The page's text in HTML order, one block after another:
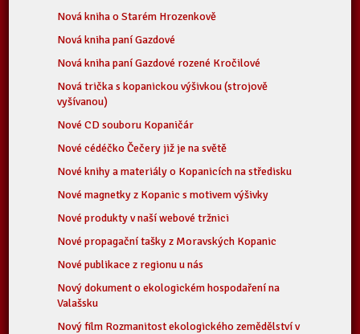
Nová kniha o Starém Hrozenkově
Nová kniha paní Gazdové
Nová kniha paní Gazdové rozené Kročilové
Nová trička s kopanickou výšivkou (strojově
vyšívanou)
Nové CD souboru Kopaničár
Nové cédéčko Čečery již je na světě
Nové knihy a materiály o Kopanicích na středisku
Nové magnetky z Kopanic s motivem výšivky
Nové produkty v naší webové tržnici
Nové propagační tašky z Moravských Kopanic
Nové publikace z regionu u nás
Nový dokument o ekologickém hospodaření na
Valašsku
Nový film Rozmanitost ekologického zemědělství v